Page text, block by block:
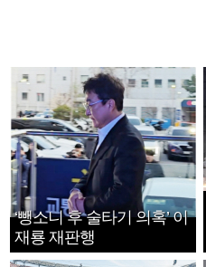
‘뺑소니 후 술타기 의혹’ 이
재룡 재판행